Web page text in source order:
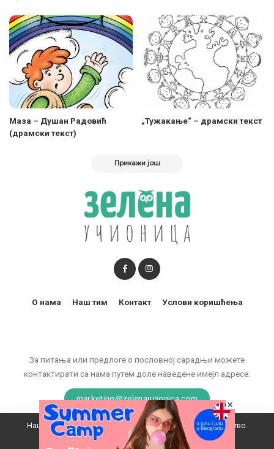
Маза – Душан Радовић
(драмски текст)
„Тужакање“ – драмски текст
Прикажи још
За питања или предлоге о пословној сарадњи можете
контактирати са нама путем доле наведене имејл адресе:
marketing@zelenaucionica.com
О нама Наш тим Контакт Услови коришћења
© 2011-2024 Copyright by Zelena učionica. All Rights reserved.
Наш вебсајт користи колачиће да побољша ваше искуство.
Прихватам
×